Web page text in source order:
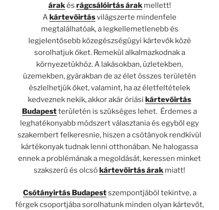
árakés rágcsálóirtás árakmellett!
Akártevőirtásvilágszerte mindenfele
megtalálhatóak, a legkellemetlenebb és
legjelentősebb közegészségügyi kártevők közé
sorolhatjuk őket. Remekül alkalmazkodnak a
környezetükhöz. A lakásokban, üzletekben,
üzemekben, gyárakban de az élet összes területén
észlelhetjük őket, valamint, ha az életfeltételek
kedveznek nekik, akkor akár óriási kártevőirtás
Budapestterületén is szükséges lehet. Érdemes a
leghatékonyabb módszert választania és egyből egy
szakembert felkeresnie, hiszen a csótányok rendkívül
kártékonyak tudnak lenni otthonában. Ne halogassa
ennek a problémának a megoldását, keressen minket
szakszerű és olcsókártevőirtás árak miatt!
Csótányirtás Budapestszempontjából tekintve, a
férgek csoportjába sorolhatunk minden olyan kártevőt,